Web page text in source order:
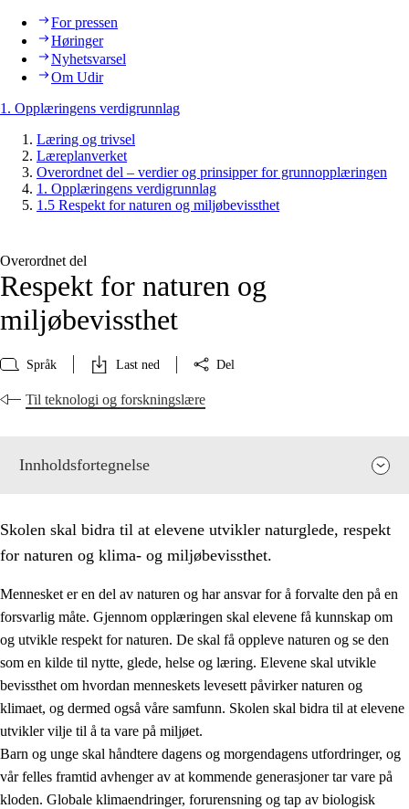
For pressen
Høringer
Nyhetsvarsel
Om Udir
1. Opplæringens verdigrunnlag
Læring og trivsel
Læreplanverket
Overordnet del – verdier og prinsipper for grunnopplæringen
1. Opplæringens verdigrunnlag
1.5 Respekt for naturen og miljøbevissthet
Overordnet del
Respekt for naturen og
miljøbevissthet
Språk Last ned Del
Til teknologi og forskningslære
Innholdsfortegnelse
1. Opplæringens verdigrunnlag
1.1 Menneskeverdet
1.2 Identitet og kulturelt mangfold
Skolen skal bidra til at elevene utvikler naturglede, respekt
for naturen og klima- og miljøbevissthet.
Mennesket er en del av naturen og har ansvar for å forvalte den på en
forsvarlig måte. Gjennom opplæringen skal elevene få kunnskap om
og utvikle respekt for naturen. De skal få oppleve naturen og se den
som en kilde til nytte, glede, helse og læring. Elevene skal utvikle
bevissthet om hvordan menneskets levesett påvirker naturen og
klimaet, og dermed også våre samfunn. Skolen skal bidra til at elevene
utvikler vilje til å ta vare på miljøet.
Barn og unge skal håndtere dagens og morgendagens utfordringer, og
vår felles framtid avhenger av at kommende generasjoner tar vare på
kloden. Globale klimaendringer, forurensning og tap av biologisk